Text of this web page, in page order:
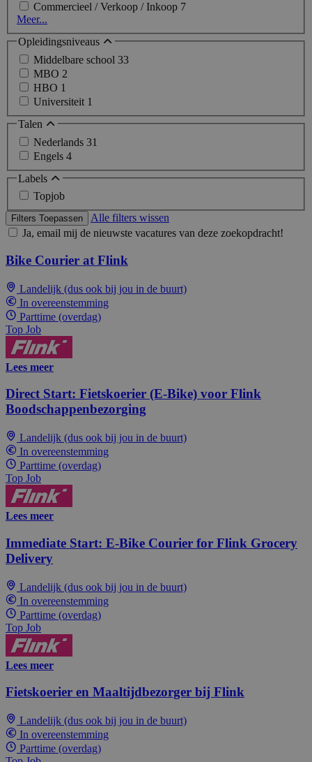
Commercieel / Verkoop / Inkoop 7
Meer...
Opleidingsniveaus
Middelbare school 33
MBO 2
HBO 1
Universiteit 1
Talen
Nederlands 31
Engels 4
Labels
Topjob
Filters Toepassen
Alle filters wissen
Ja, email mij de nieuwste vacatures van deze zoekopdracht!
Bike Courier at Flink
Landelijk (dus ook bij jou in de buurt)
In overeenstemming
Parttime (overdag)
Top Job
Lees meer
Direct Start: Fietskoerier (E-Bike) voor Flink
Boodschappenbezorging
Landelijk (dus ook bij jou in de buurt)
In overeenstemming
Parttime (overdag)
Top Job
Lees meer
Immediate Start: E-Bike Courier for Flink Grocery
Delivery
Landelijk (dus ook bij jou in de buurt)
In overeenstemming
Parttime (overdag)
Top Job
Lees meer
Fietskoerier en Maaltijdbezorger bij Flink
Landelijk (dus ook bij jou in de buurt)
In overeenstemming
Parttime (overdag)